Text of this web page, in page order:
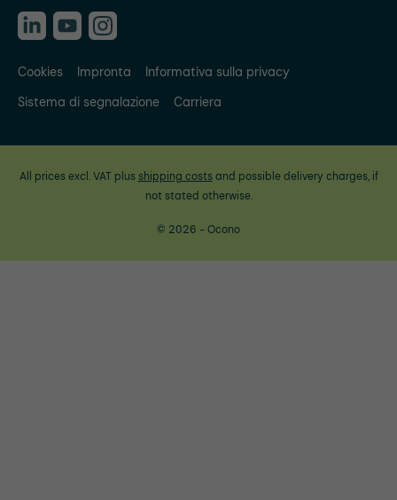
Cookies Impronta
Informativa sulla privacy
Sistema di segnalazione
Carriera
All prices excl. VAT plus shipping costsand possible delivery charges, if
not stated otherwise.
© 2026 - Ocono